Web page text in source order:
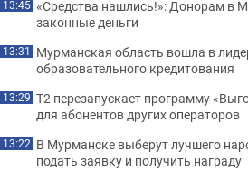
13:45 «Средства нашлись!»: Донорам в
законные деньги
13:31 Мурманская область вошла в
образовательного кредитования
13:29 Т2 перезапускает программу
для абонентов других операторов
13:22 В Мурманске выберут лучшего
подать заявку и получить награду